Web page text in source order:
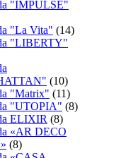
"IMPULSE"
"La Vita" (14)
"LIBERTY"
(10)
"Matrix" (11)
"UTOPIA" (8)
ELIXIR (8)
«AR DECO
(8)